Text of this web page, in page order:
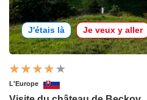
J'étais là Je veux y aller
L'Europe